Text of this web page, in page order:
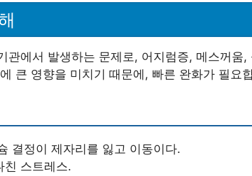
관에서 발생하는 문제로, 어지럼증, 메스꺼움
큰 영향을 미치기 때문에, 빠른 완화가 필요
결정이 제자리를 잃고 이동이다.
친 스트레스.